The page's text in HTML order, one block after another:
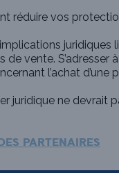
réduire vos
juridiques
vente.
l’achat
juridique ne
PARTENAIRES